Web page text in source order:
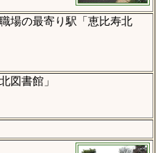
場の最寄り駅「恵比寿北
図書館」